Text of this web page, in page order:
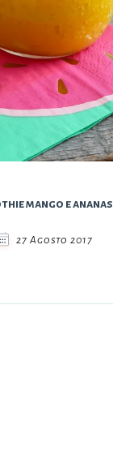
mango e ananas
27 Agosto 2017